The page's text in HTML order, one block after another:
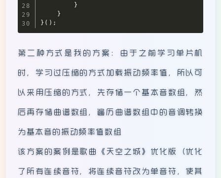
}
}
} ( ) ;
第二种方式是我的方案：由于之前学习单片机
时，学习过压缩的方式加载振动频率值，所以可
以采用压缩的方式，先存储一个基本音数组，然
后再存储曲谱数组，遍历曲谱数组中的音调转换
为基本音的振动频率值数组
该方案的案例是歌曲《天空之城》优化版（优化
了所有连续音符，将连续音符改为单音符，使其